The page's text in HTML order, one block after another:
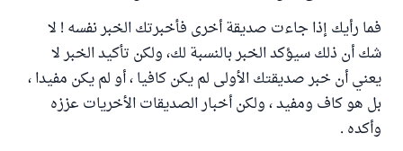
فما رأيك إذا جاءت صديقة أخرى فأخبرتك الخبر نفسه ! لا
شك أن ذلك سيؤكد الخبر بالنسبة لك، ولكن تأكيد الخبر لا
يعني أن خبر صديقتك الأولى لم يكن كافيا ، أو لم يكن مفيدا ،
بل هو كاف ومفيد ، ولكن أخبار الصديقات الأخريات عززه
وأكده .